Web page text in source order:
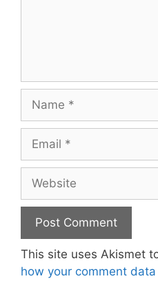
This site uses Akismet
how your comment